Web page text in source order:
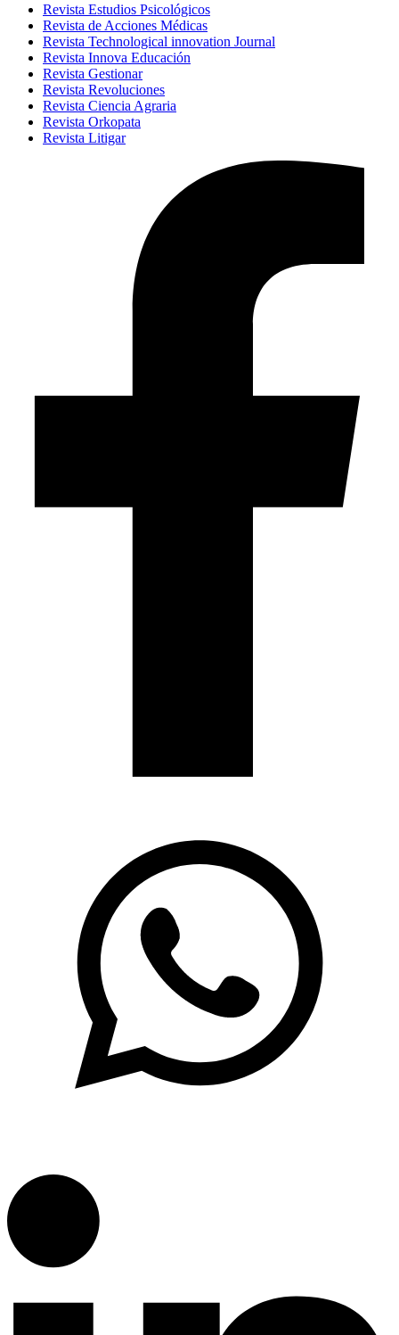
Revista Estudios Psicológicos
Revista de Acciones Médicas
Revista Technological innovation Journal
Revista Innova Educación
Revista Gestionar
Revista Revoluciones
Revista Ciencia Agraria
Revista Orkopata
Revista Litigar